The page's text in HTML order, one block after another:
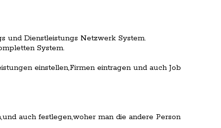
und Dienstleistungs Netzwerk System.
System.
einstellen,Firmen eintragen und auch Job
auch festlegen,woher man die andere Person